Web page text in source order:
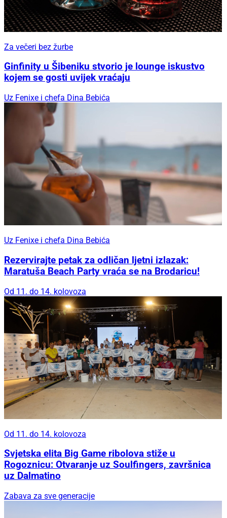
Za večeri bez žurbe
Ginfinity u Šibeniku stvorio je lounge iskustvo
kojem se gosti uvijek vraćaju
Uz Fenixe i chefa Dina Bebića
Uz Fenixe i chefa Dina Bebića
Rezervirajte petak za odličan ljetni izlazak:
Maratuša Beach Party vraća se na Brodaricu!
Od 11. do 14. kolovoza
Od 11. do 14. kolovoza
Svjetska elita Big Game ribolova stiže u
Rogoznicu: Otvaranje uz Soulfingers, završnica
uz Dalmatino
Zabava za sve generacije